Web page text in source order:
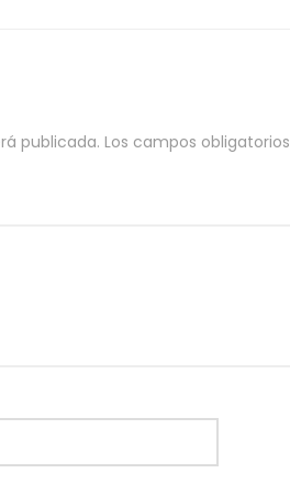
publicada. Los campos obligatorios